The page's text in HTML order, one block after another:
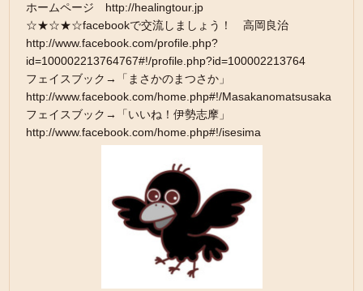
ホームページ http://healingtour.jp
☆★☆★☆facebookで交流しましょう！ 高岡良治
http://www.facebook.com/profile.php?
id=100002213764767#!/profile.php?id=100002213764
フェイスブック→「まさかのまつさか」
http://www.facebook.com/home.php#!/Masakanomatsusaka
フェイスブック→「いいね！伊勢志摩」
http://www.facebook.com/home.php#!/isesima